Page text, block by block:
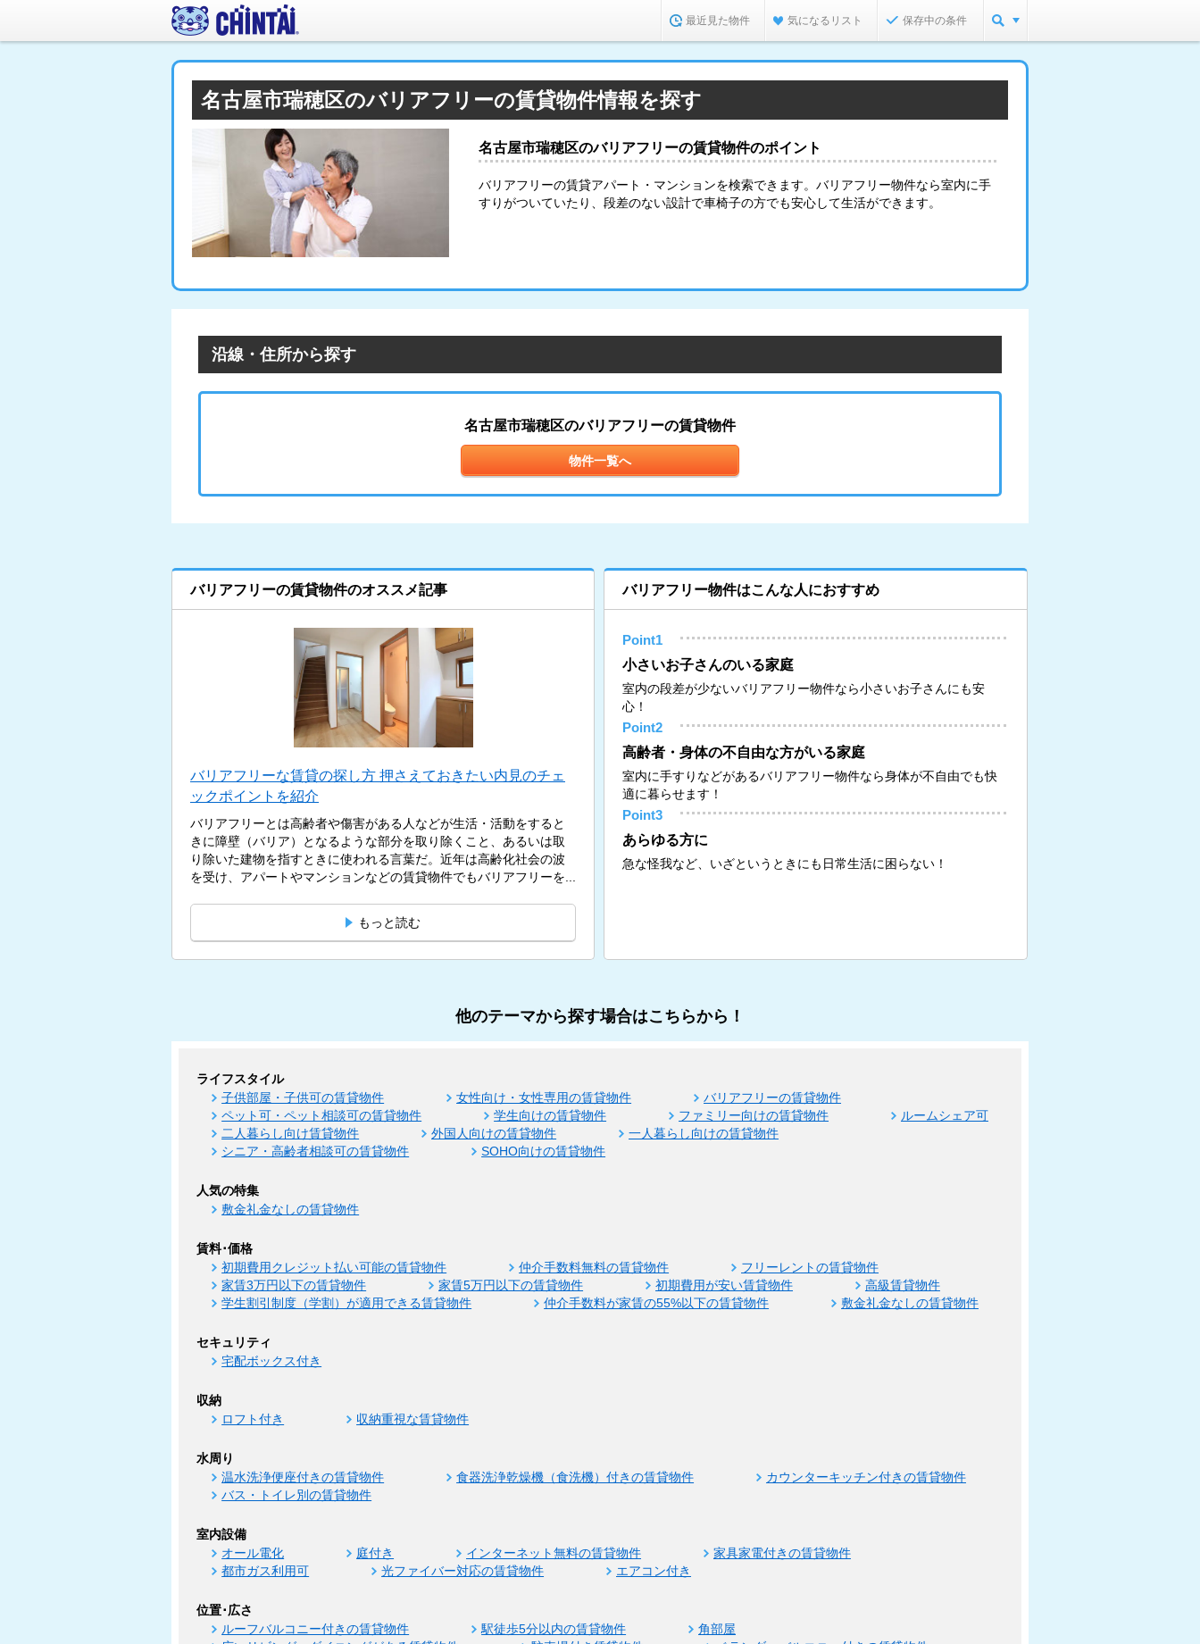
最近見た物件 気になるリスト 保存中の条件
名古屋市瑞穂区のバリアフリーの賃貸物件情報を探す
名古屋市瑞穂区のバリアフリーの賃貸物件のポイント
バリアフリーの賃貸アパート・マンションを検索できます。バリアフリー物件なら室内に手
すりがついていたり、段差のない設計で車椅子の方でも安心して生活ができます。
沿線・住所から探す
名古屋市瑞穂区のバリアフリーの賃貸物件
物件一覧へ
バリアフリーの賃貸物件のオススメ記事
バリアフリーな賃貸の探し方 押さえておきたい内見のチェ
ックポイントを紹介
バリアフリーとは高齢者や傷害がある人などが生活・活動をすると
きに障壁（バリア）となるような部分を取り除くこと、あるいは取
り除いた建物を指すときに使われる言葉だ。近年は高齢化社会の波
を受け、アパートやマンションなどの賃貸物件でもバリアフリーを...
もっと読む
バリアフリー物件はこんな人におすすめ
Point1
小さいお子さんのいる家庭
室内の段差が少ないバリアフリー物件なら小さいお子さんにも安
心！
Point2
高齢者・身体の不自由な方がいる家庭
室内に手すりなどがあるバリアフリー物件なら身体が不自由でも快
適に暮らせます！
Point3
あらゆる方に
急な怪我など、いざというときにも日常生活に困らない！
他のテーマから探す場合はこちらから！
ライフスタイル
子供部屋・子供可の賃貸物件 女性向け・女性専用の賃貸物件
バリアフリーの賃貸物件
ペット可・ペット相談可の賃貸物件
学生向けの賃貸物件 ファミリー向けの賃貸物件
ルームシェア可
二人暮らし向け賃貸物件
外国人向けの賃貸物件
一人暮らし向けの賃貸物件
シニア・高齢者相談可の賃貸物件
SOHO向けの賃貸物件
人気の特集
敷金礼金なしの賃貸物件
賃料･価格
初期費用クレジット払い可能の賃貸物件 仲介手数料無料の賃貸物件
フリーレントの賃貸物件
家賃3万円以下の賃貸物件
家賃5万円以下の賃貸物件 初期費用が安い賃貸物件
高級賃貸物件
学生割引制度（学割）が適用できる賃貸物件
仲介手数料が家賃の55%以下の賃貸物件 敷金礼金なしの賃貸物件
セキュリティ
宅配ボックス付き
収納
ロフト付き 収納重視な賃貸物件
水周り
温水洗浄便座付きの賃貸物件 食器洗浄乾燥機（食洗機）付きの賃貸物件
カウンターキッチン付きの賃貸物件
バス・トイレ別の賃貸物件
室内設備
オール電化 庭付き インターネット無料の賃貸物件
家具家電付きの賃貸物件
都市ガス利用可
光ファイバー対応の賃貸物件 エアコン付き
位置･広さ
ルーフバルコニー付きの賃貸物件 駅徒歩5分以内の賃貸物件
角部屋